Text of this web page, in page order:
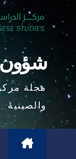
شؤون
مجلة
والصينية